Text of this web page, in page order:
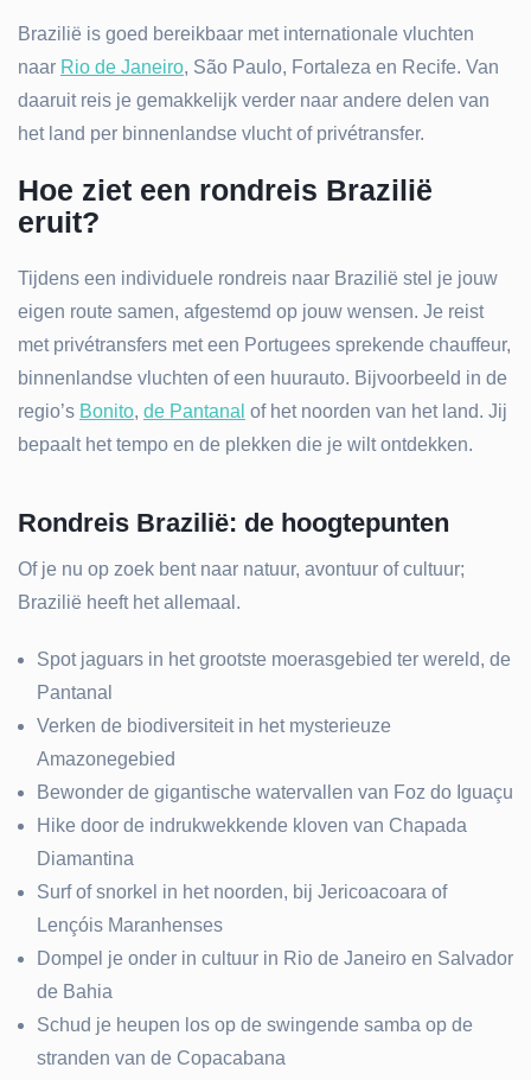
Brazilië is goed bereikbaar met internationale vluchten
naar Rio de Janeiro, São Paulo, Fortaleza en Recife. Van
daaruit reis je gemakkelijk verder naar andere delen van
het land per binnenlandse vlucht of privétransfer.
Hoe ziet een rondreis Brazilië
eruit?
Tijdens een individuele rondreis naar Brazilië stel je jouw
eigen route samen, afgestemd op jouw wensen. Je reist
met privétransfers met een Portugees sprekende chauffeur,
binnenlandse vluchten of een huurauto. Bijvoorbeeld in de
regio’s Bonito, de Pantanal of het noorden van het land. Jij
bepaalt het tempo en de plekken die je wilt ontdekken.
Rondreis Brazilië: de hoogtepunten
Of je nu op zoek bent naar natuur, avontuur of cultuur;
Brazilië heeft het allemaal.
Spot jaguars in het grootste moerasgebied ter wereld, de
Pantanal
Verken de biodiversiteit in het mysterieuze
Amazonegebied
Bewonder de gigantische watervallen van Foz do Iguaçu
Hike door de indrukwekkende kloven van Chapada
Diamantina
Surf of snorkel in het noorden, bij Jericoacoara of
Lençóis Maranhenses
Dompel je onder in cultuur in Rio de Janeiro en Salvador
de Bahia
Schud je heupen los op de swingende samba op de
stranden van de Copacabana